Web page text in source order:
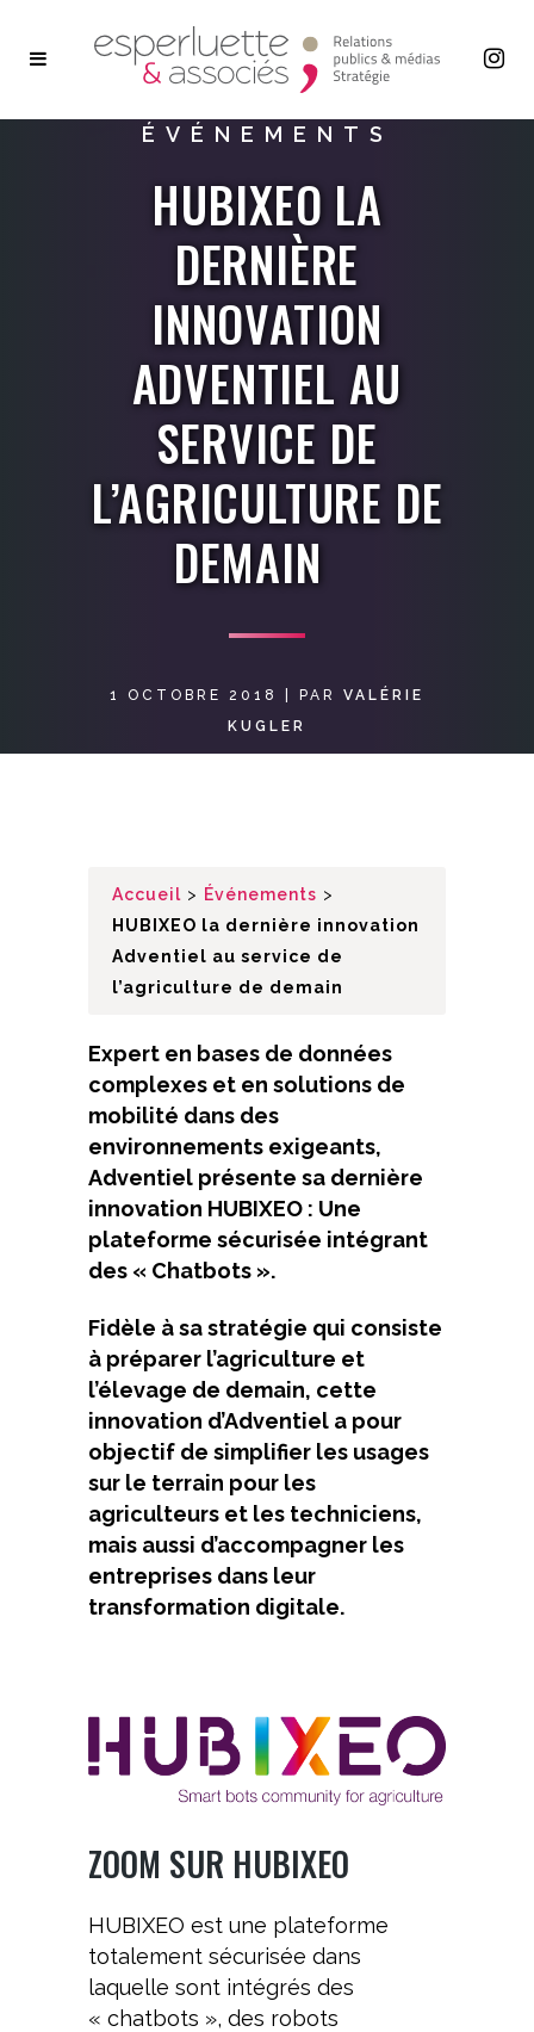
ÉVÉNEMENTS
HUBIXEO LA
DERNIÈRE
INNOVATION
ADVENTIEL AU
SERVICE DE
L’AGRICULTURE DE
DEMAIN
1 OCTOBRE 2018 PAR VALÉRIE
KUGLER
Accueil > Événements >
HUBIXEO la dernière innovation
Adventiel au service de
l’agriculture de demain
Expert en bases de données
complexes et en solutions de
mobilité dans des
environnements exigeants,
Adventiel présente sa dernière
innovation HUBIXEO : Une
plateforme sécurisée intégrant
des « Chatbots ».
Fidèle à sa stratégie qui consiste
à préparer l’agriculture et
l’élevage de demain, cette
innovation d’Adventiel a pour
objectif de simplifier les usages
sur le terrain pour les
agriculteurs et les techniciens,
mais aussi d’accompagner les
entreprises dans leur
transformation digitale.
ZOOM SUR HUBIXEO
HUBIXEO est une plateforme
totalement sécurisée dans
laquelle sont intégrés des
« chatbots », des robots